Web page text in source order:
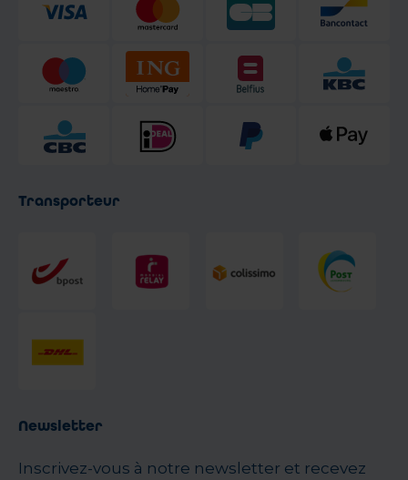
Transporteur
Newsletter
Inscrivez-vous à notre newsletter et recevez